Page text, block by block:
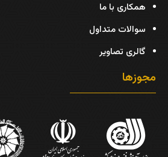
همکاری با ما
سوالات متداول
گالری تصاویر
مجوزها